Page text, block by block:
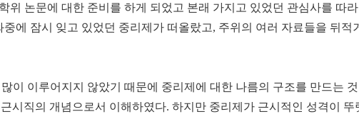
위 논문에 대한 준비를 하게 되었고 본래 가지고 있었던 관심사를 따
에 잠시 잊고 있었던 중리제가 떠올랐고, 주위의 여러 자료들을 뒤
이 이루어지지 않았기 때문에 중리제에 대한 나름의 구조를 만드는
시직의 개념으로서 이해하였다. 하지만 중리제가 근시적인 성격이